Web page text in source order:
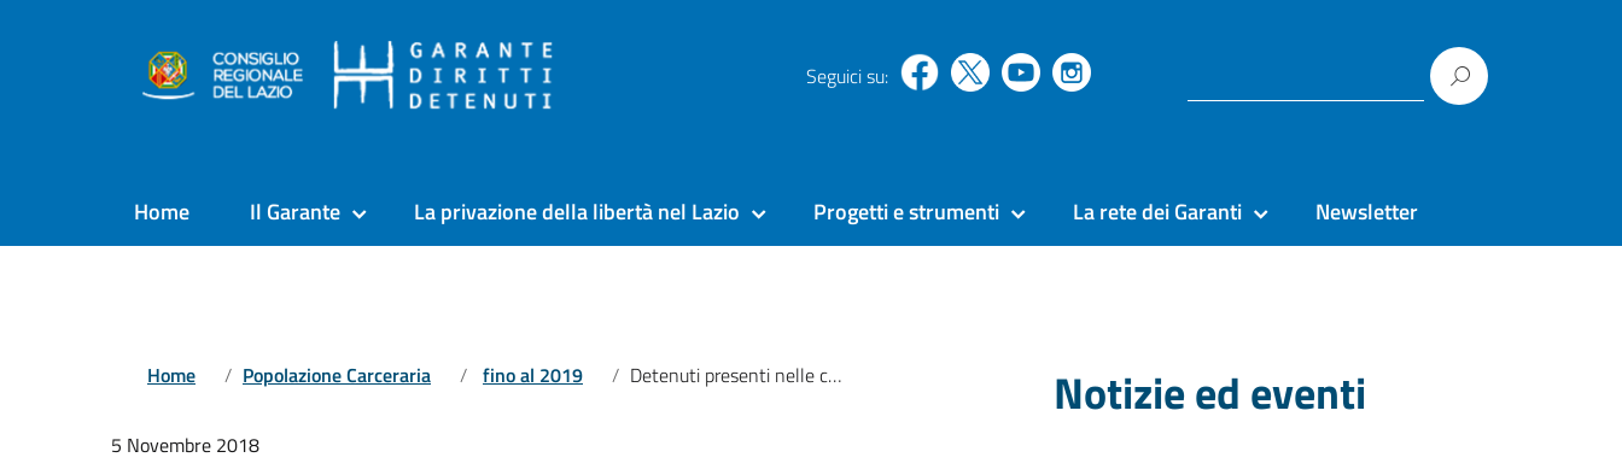
Seguici su:
Home Il Garante La privazione della libertà nel Lazio Progetti e strumenti La rete dei Garanti Newsletter
Home Popolazione Carceraria fino al 2019 Detenuti presenti nelle carceri del Lazio al 31 ottobre 2018
5 Novembre 2018
Notizie ed eventi